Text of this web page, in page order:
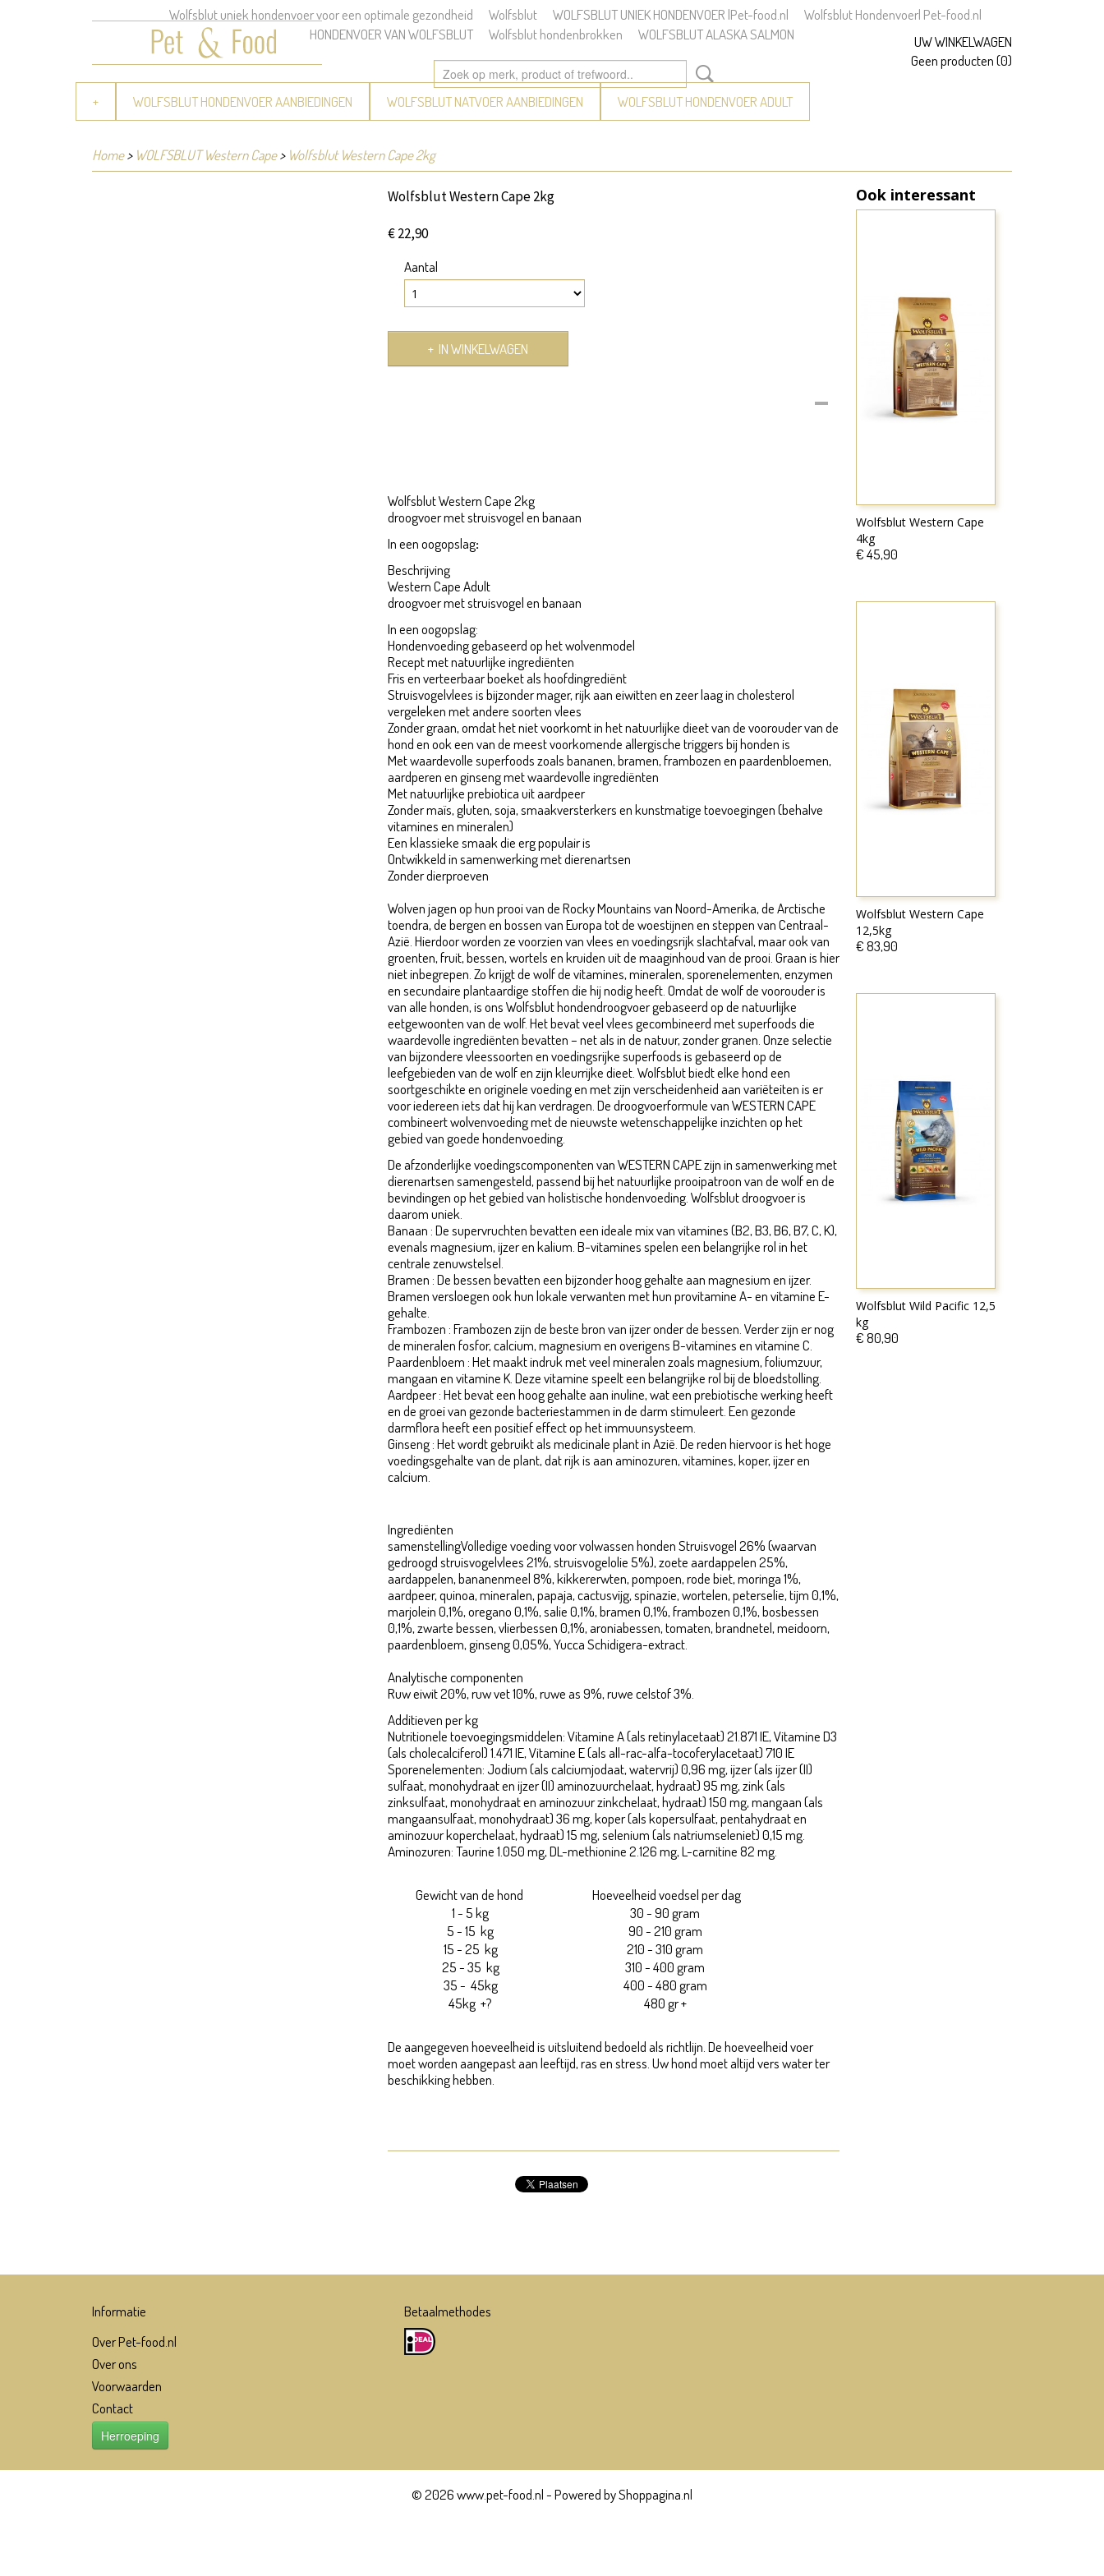
Wolfsblut uniek hondenvoer voor een optimale gezondheid Wolfsblut WOLFSBLUT UNIEK HONDENVOER |Pet-food.nl
Wolfsblut Hondenvoer| Pet-food.nl
HONDENVOER VAN WOLFSBLUT
Wolfsblut hondenbrokken WOLFSBLUT ALASKA SALMON
UW WINKELWAGEN
Geen producten(0)
WOLFSBLUT HONDENVOER AANBIEDINGEN WOLFSBLUT NATVOER AANBIEDINGEN WOLFSBLUT HONDENVOER ADULT
+
Home> WOLFSBLUT Western Cape> Wolfsblut Western Cape 2kg
Wolfsblut Western Cape 2kg
€ 22,90
Aantal
IN WINKELWAGEN
Wolfsblut Western Cape 2kg
droogvoer met struisvogel en banaan
In een oogopslag:
Beschrijving
Western Cape Adult
droogvoer met struisvogel en banaan
In een oogopslag:
Hondenvoeding gebaseerd op het wolvenmodel
Recept met natuurlijke ingrediënten
Fris en verteerbaar boeket als hoofdingrediënt
Struisvogelvlees is bijzonder mager, rijk aan eiwitten en zeer laag in cholesterol
vergeleken met andere soorten vlees
Zonder graan, omdat het niet voorkomt in het natuurlijke dieet van de voorouder van de
hond en ook een van de meest voorkomende allergische triggers bij honden is
Met waardevolle superfoods zoals bananen, bramen, frambozen en paardenbloemen,
aardperen en ginseng met waardevolle ingrediënten
Met natuurlijke prebiotica uit aardpeer
Zonder maïs, gluten, soja, smaakversterkers en kunstmatige toevoegingen (behalve
vitamines en mineralen)
Een klassieke smaak die erg populair is
Ontwikkeld in samenwerking met dierenartsen
Zonder dierproeven
Wolven jagen op hun prooi van de Rocky Mountains van Noord-Amerika, de Arctische
toendra, de bergen en bossen van Europa tot de woestijnen en steppen van Centraal-
Azië. Hierdoor worden ze voorzien van vlees en voedingsrijk slachtafval, maar ook van
groenten, fruit, bessen, wortels en kruiden uit de maaginhoud van de prooi. Graan is hier
niet inbegrepen. Zo krijgt de wolf de vitamines, mineralen, sporenelementen, enzymen
en secundaire plantaardige stoffen die hij nodig heeft. Omdat de wolf de voorouder is
van alle honden, is ons Wolfsblut hondendroogvoer gebaseerd op de natuurlijke
eetgewoonten van de wolf. Het bevat veel vlees gecombineerd met superfoods die
waardevolle ingrediënten bevatten – net als in de natuur, zonder granen. Onze selectie
van bijzondere vleessoorten en voedingsrijke superfoods is gebaseerd op de
leefgebieden van de wolf en zijn kleurrijke dieet. Wolfsblut biedt elke hond een
soortgeschikte en originele voeding en met zijn verscheidenheid aan variëteiten is er
voor iedereen iets dat hij kan verdragen. De droogvoerformule van WESTERN CAPE
combineert wolvenvoeding met de nieuwste wetenschappelijke inzichten op het
gebied van goede hondenvoeding.
De afzonderlijke voedingscomponenten van WESTERN CAPE zijn in samenwerking met
dierenartsen samengesteld, passend bij het natuurlijke prooipatroon van de wolf en de
bevindingen op het gebied van holistische hondenvoeding. Wolfsblut droogvoer is
daarom uniek.
Banaan : De supervruchten bevatten een ideale mix van vitamines (B2, B3, B6, B7, C, K),
evenals magnesium, ijzer en kalium. B-vitamines spelen een belangrijke rol in het
centrale zenuwstelsel.
Bramen : De bessen bevatten een bijzonder hoog gehalte aan magnesium en ijzer.
Bramen versloegen ook hun lokale verwanten met hun provitamine A- en vitamine E-
gehalte.
Frambozen : Frambozen zijn de beste bron van ijzer onder de bessen. Verder zijn er nog
de mineralen fosfor, calcium, magnesium en overigens B-vitamines en vitamine C.
Paardenbloem : Het maakt indruk met veel mineralen zoals magnesium, foliumzuur,
mangaan en vitamine K. Deze vitamine speelt een belangrijke rol bij de bloedstolling.
Aardpeer : Het bevat een hoog gehalte aan inuline, wat een prebiotische werking heeft
en de groei van gezonde bacteriestammen in de darm stimuleert. Een gezonde
darmflora heeft een positief effect op het immuunsysteem.
Ginseng : Het wordt gebruikt als medicinale plant in Azië. De reden hiervoor is het hoge
voedingsgehalte van de plant, dat rijk is aan aminozuren, vitamines, koper, ijzer en
calcium.
Ingrediënten
samenstellingVolledige voeding voor volwassen honden Struisvogel 26% (waarvan
gedroogd struisvogelvlees 21%, struisvogelolie 5%), zoete aardappelen 25%,
aardappelen, bananenmeel 8%, kikkererwten, pompoen, rode biet, moringa 1%,
aardpeer, quinoa, mineralen, papaja, cactusvijg, spinazie, wortelen, peterselie, tijm 0,1%,
marjolein 0,1%, oregano 0,1%, salie 0,1%, bramen 0,1%, frambozen 0,1%, bosbessen
0,1%, zwarte bessen, vlierbessen 0,1%, aroniabessen, tomaten, brandnetel, meidoorn,
paardenbloem, ginseng 0,05%, Yucca Schidigera-extract.
Analytische componenten
Ruw eiwit 20%, ruw vet 10%, ruwe as 9%, ruwe celstof 3%.
Additieven per kg
Nutritionele toevoegingsmiddelen: Vitamine A (als retinylacetaat) 21.871 IE, Vitamine D3
(als cholecalciferol) 1.471 IE, Vitamine E (als all-rac-alfa-tocoferylacetaat) 710 IE
Sporenelementen: Jodium (als calciumjodaat, watervrij) 0,96 mg, ijzer (als ijzer (II)
sulfaat, monohydraat en ijzer (II) aminozuurchelaat, hydraat) 95 mg, zink (als
zinksulfaat, monohydraat en aminozuur zinkchelaat, hydraat) 150 mg, mangaan (als
mangaansulfaat, monohydraat) 36 mg, koper (als kopersulfaat, pentahydraat en
aminozuur koperchelaat, hydraat) 15 mg, selenium (als natriumseleniet) 0,15 mg.
Aminozuren: Taurine 1.050 mg, DL-methionine 2.126 mg, L-carnitine 82 mg.
Gewicht van de hond
Hoeveelheid voedsel per dag
1 - 5 kg
30 - 90 gram
5 - 15 kg
90 - 210 gram
15 - 25 kg
210 - 310 gram
25 - 35 kg
310 - 400 gram
35 - 45kg
400 - 480 gram
45kg +?
480 gr +
De aangegeven hoeveelheid is uitsluitend bedoeld als richtlijn. De hoeveelheid voer
moet worden aangepast aan leeftijd, ras en stress. Uw hond moet altijd vers water ter
beschikking hebben.
Ook interessant
Wolfsblut Western Cape
4kg
€ 45,90
Wolfsblut Western Cape
12,5kg
€ 83,90
Wolfsblut Wild Pacific 12,5
kg
€ 80,90
Informatie
Over Pet-food.nl
Over ons
Voorwaarden
Contact
Herroeping
Betaalmethodes
© 2026 www.pet-food.nl - Powered by Shoppagina.nl